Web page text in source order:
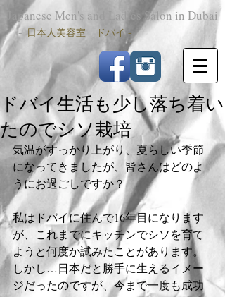
Japanese Men's and Ladies Salon in Dubai
-日本人美容室 ドバイ -
ドバイ生活も少し落ち着い
たのでシソ栽培
気温がすっかり上がり、夏らしい季節
になってきましたが、皆さんはどのよ
うにお過ごしですか？
私はドバイに住んで16年目になります
が、これまでにキッチンでシソを育て
ようと何度か試みたことがあります。
しかし…日本だと勝手に生えるイメー
ジだったのですが、今まで一度も成功